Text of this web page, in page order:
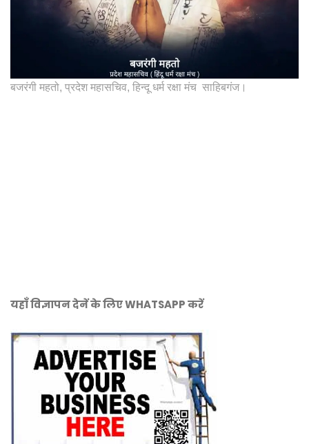
बजरंगी महतो, प्रदेश महासचिव, हिन्दू धर्म रक्षा मंच साहिबगंज।
यहाँ विज्ञापन देनें के लिए WHATSAPP करें